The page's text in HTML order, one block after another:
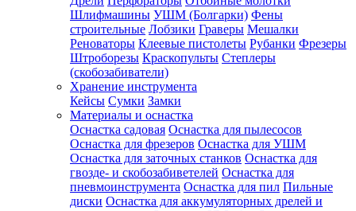
Шлифмашины УШМ (Болгарки) Фены
строительные Лобзики Граверы Мешалки
Реноваторы Клеевые пистолеты Рубанки Фрезеры
Штроборезы Краскопульты Степлеры
(скобозабиватели)
Хранение инструмента
Кейсы Сумки Замки
Материалы и оснастка
Оснастка садовая Оснастка для пылесосов
Оснастка для фрезеров Оснастка для УШМ
Оснастка для заточных станков Оснастка для
гвозде- и скобозабиветелей Оснастка для
пневмоинструмента Оснастка для пил Пильные
диски Оснастка для аккумуляторных дрелей и